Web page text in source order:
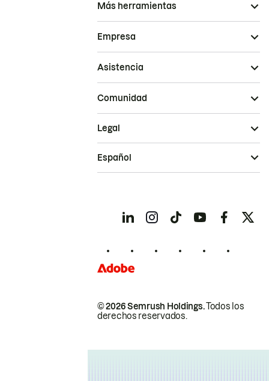
Más herramientas
Empresa
Asistencia
Comunidad
© 2026 Semrush Holdings.Todos los
derechos reservados.
Legal
Español